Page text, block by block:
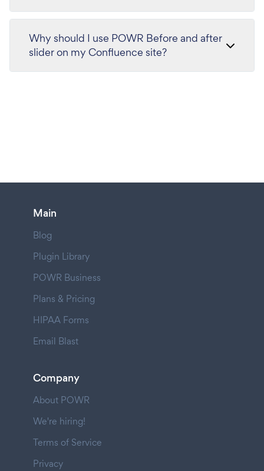
Why should I use POWR Before and after
slider on my Confluence site?
Main
Blog
Plugin Library
POWR Business
Plans & Pricing
HIPAA Forms
Email Blast
Company
About POWR
We're hiring!
Terms of Service
Privacy